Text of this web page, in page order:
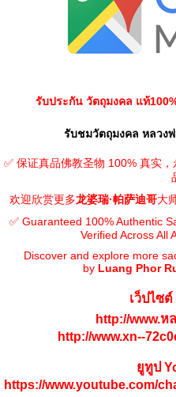
รับประกัน วัตถุมงคล แท้
รับชมวัตถุมงคล หลวง
✅ 保证真品佛教圣物 100% 真实
欢迎欣赏更多龙婆瑞·帕萨迪哥大
✅ Guaranteed 100% Authentic
Verified Across All
Discover and explore more
by Luang Phor
เว็ปไซ
http://www.ห
http://www.xn--
ยูทูป
https://www.youtube.com/